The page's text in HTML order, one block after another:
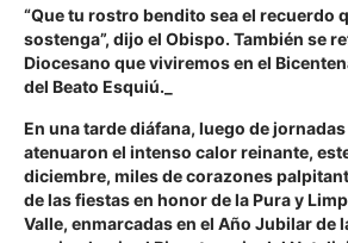
“Que tu rostro bendito sea el recuerdo
sostenga”, dijo el Obispo. También se
Diocesano que viviremos en el
del Beato Esquiú._
En una tarde diáfana, luego de
atenuaron el intenso calor reinante,
diciembre, miles de corazones
de las fiestas en honor de la Pura y
Valle, enmarcadas en el Año Jubilar de